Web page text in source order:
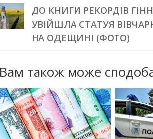
ДО КНИГИ РЕКОРДІВ
УВІЙШЛА СТАТУЯ
НА ОДЕЩИНІ (ФОТО)
Вам також може